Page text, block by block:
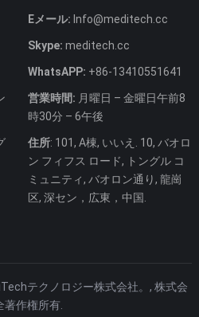
Eメール: Info@meditech.cc
Skype: meditech.cc
WhatsAPP: +86-13410551641
営業時間: 月曜日 – 金曜日午前8
時30分 – 6午後
住所: 101, A棟, いいえ. 10, バオロ
ン フィフス ロード, トングル コ
ミュニティ, バオロン通り, 龍崗
区, 深セン，広東，中国.
テクノロジー株式会社。, 株式会
著作権所有.